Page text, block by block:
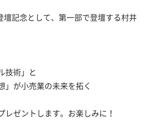
壇記念として、第一部で登壇する村井
技術」と
」が小売業の未来を拓く
レゼントします。お楽しみに！